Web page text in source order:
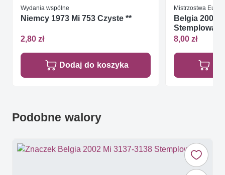
Wydania wspólne
Niemcy 1973 Mi 753 Czyste **
2,80 zł
Dodaj do koszyka
Mistrzostwa
Belgia 2000
8,00 zł
Podobne walory